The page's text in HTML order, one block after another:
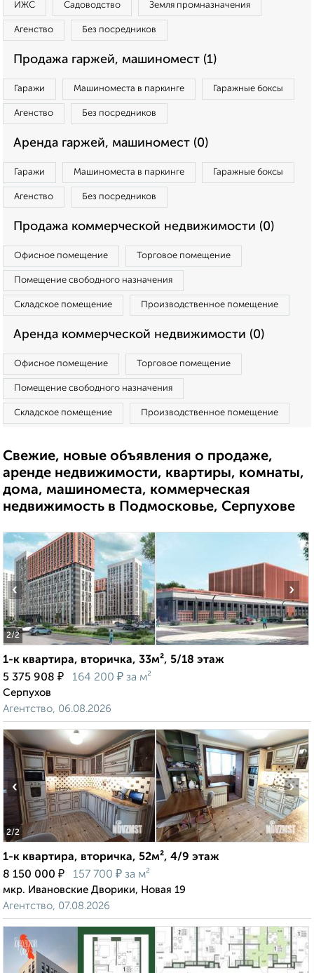
ИЖС Садоводство Земля промназначения
Агенство Без посредников
Продажа гаржей, машиномест (1)
Гаражи Машиноместа в паркинге Гаражные боксы
Агенство Без посредников
Аренда гаржей, машиномест (0)
Гаражи Машиноместа в паркинге Гаражные боксы
Агенство Без посредников
Продажа коммерческой недвижимости (0)
Офисное помещение Торговое помещение
Помещение свободного назначения
Складское помещение Производственное помещение
Аренда коммерческой недвижимости (0)
Офисное помещение Торговое помещение
Помещение свободного назначения
Складское помещение Производственное помещение
Свежие, новые объявления о продаже,
аренде недвижимости, квартиры, комнаты,
дома, машиноместа, коммерческая
недвижимость в Подмосковье, Серпухове
2/2
‹ ›
1-к квартира, вторичка, 33м², 5/18 этаж
5 375 908 ₽ 164 200 ₽ за м²
Серпухов
Агентство, 06.08.2026
2/2
‹ ›
1-к квартира, вторичка, 52м², 4/9 этаж
8 150 000 ₽ 157 700 ₽ за м²
мкр. Ивановские Дворики, Новая 19
Агентство, 07.08.2026